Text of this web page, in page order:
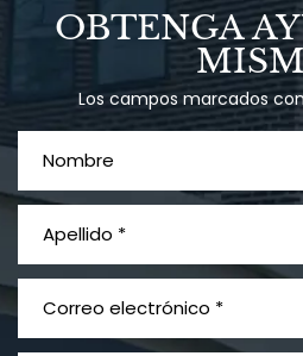
Talco en
Ovary
¿Qué es el
OBTENGA
Los campos marcados